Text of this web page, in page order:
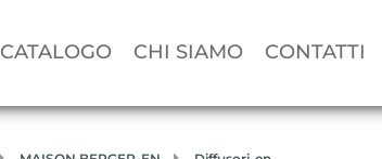
CATALOGO CHI SIAMO CONTATTI